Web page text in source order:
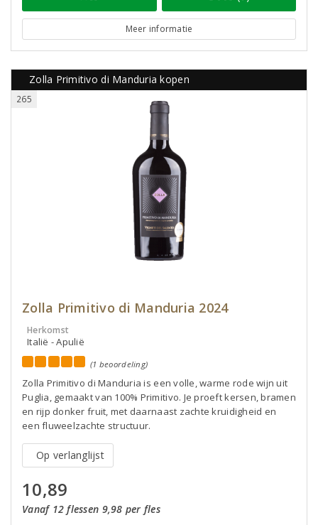
Meer informatie
Zolla Primitivo di Manduria kopen
265
Zolla Primitivo di Manduria 2024
Herkomst
Italië - Apulië
(1 beoordeling)
Zolla Primitivo di Manduria is een volle, warme rode wijn uit
Puglia, gemaakt van 100% Primitivo. Je proeft kersen, bramen
en rijp donker fruit, met daarnaast zachte kruidigheid en
een fluweelzachte structuur.
Op verlanglijst
10,89
Vanaf 12 flessen 9,98 per fles